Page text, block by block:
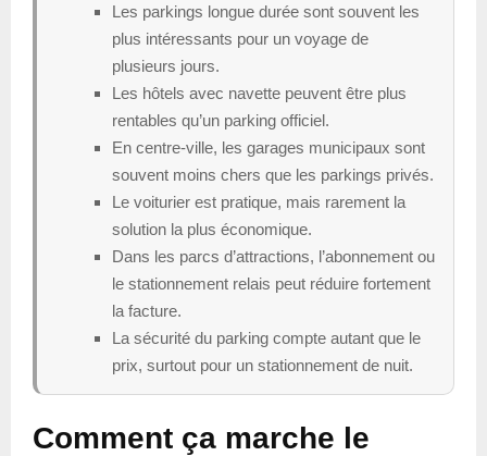
Les parkings longue durée sont souvent les
plus intéressants pour un voyage de
plusieurs jours.
Les hôtels avec navette peuvent être plus
rentables qu’un parking officiel.
En centre-ville, les garages municipaux sont
souvent moins chers que les parkings privés.
Le voiturier est pratique, mais rarement la
solution la plus économique.
Dans les parcs d’attractions, l’abonnement ou
le stationnement relais peut réduire fortement
la facture.
La sécurité du parking compte autant que le
prix, surtout pour un stationnement de nuit.
Comment ça marche le